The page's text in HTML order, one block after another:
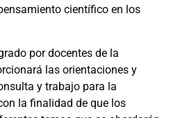
científico en los
por docentes de la
las orientaciones y
y trabajo para la
la finalidad de que los